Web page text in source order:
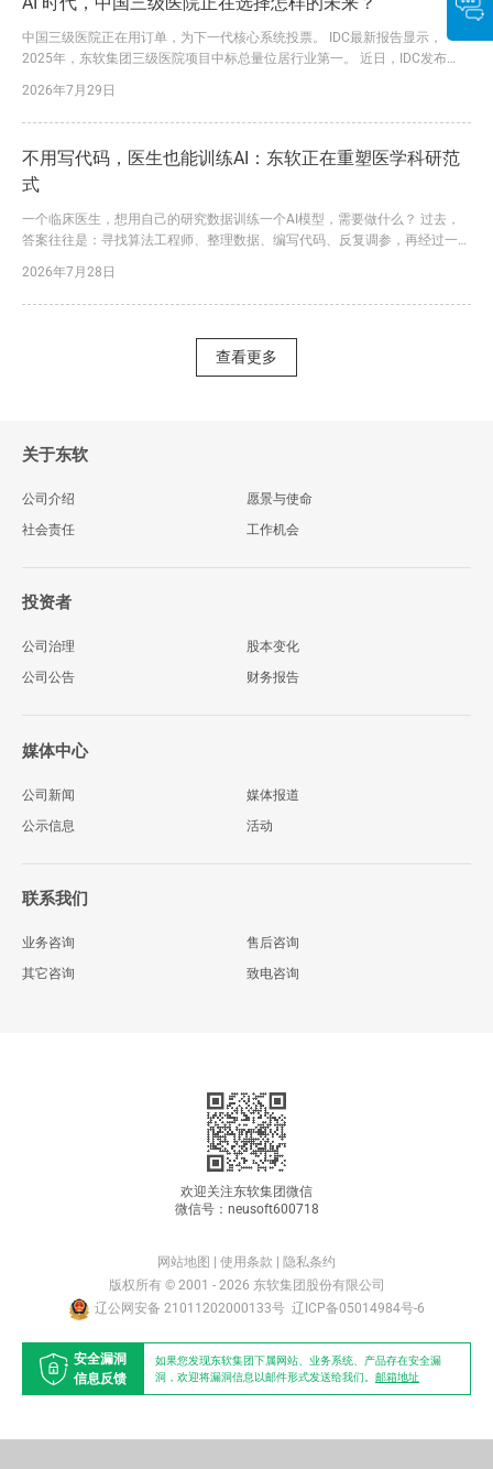
中国三级医院正在用订单，为下一代核心系统投票。 IDC最新报告显示，
2025年，东软集团三级医院项目中标总量位居行业第一。 近日，IDC发布
借大量三级医院落地订单，进一步巩固了在该领域的领先优势。 这一结论背
后，是东软三十余年深耕医疗健康行业的长期积累，更是其行业理解、技术创
2026年7月29日
不用写代码，医生也能训练AI：东软正在重塑医学科研范
式
一个临床医生，想用自己的研究数据训练一个AI模型，需要做什么？ 过去，
答案往往是：寻找算法工程师、整理数据、编写代码、反复调参，再经过一轮
不罕见。更大的问题是，数据处理、特征提取、统计分析和模型训练往往分散
在不同工具中，数据在多个系统之间反复导入导出，不仅容易出错，也让研究
2026年7月28日
查看更多
关于东软
公司介绍
愿景与使命
社会责任
工作机会
投资者
公司治理
股本变化
公司公告
财务报告
媒体中心
公司新闻
媒体报道
公示信息
活动
联系我们
业务咨询
售后咨询
其它咨询
致电咨询
欢迎关注东软集团微信
微信号：neusoft600718
网站地图 使用条款
隐私条约
版权所有 © 2001 - 2026 东软集团股份有限公司
辽公网安备 21011202000133号 辽ICP备05014984号-6
安全漏洞
信息反馈
如果您发现东软集团下属网站、业务系统、产品存在安全漏
洞，欢迎将漏洞信息以邮件形式发送给我们。 邮箱地址